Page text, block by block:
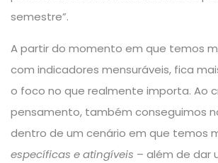
semestre”.
A partir do momento em que temos
com indicadores mensuráveis, fica
o foco no que realmente importa. Ao
pensamento, também conseguimos
dentro de um cenário em que temos
específicas e atingíveis – além de dar